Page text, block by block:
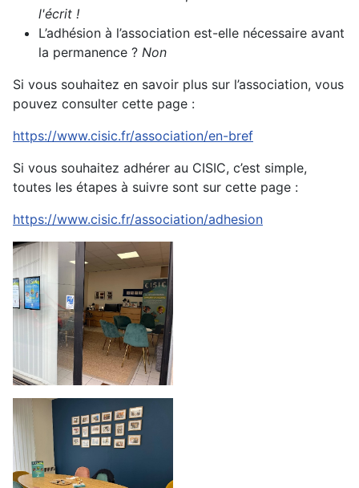
l'écrit !
L’adhésion à l’association est-elle nécessaire avant
la permanence ? Non
Si vous souhaitez en savoir plus sur l’association, vous
pouvez consulter cette page :
https://www.cisic.fr/association/en-bref
Si vous souhaitez adhérer au CISIC, c’est simple,
toutes les étapes à suivre sont sur cette page :
https://www.cisic.fr/association/adhesion